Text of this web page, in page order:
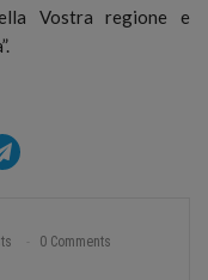
Vostra regione e
0 Comments